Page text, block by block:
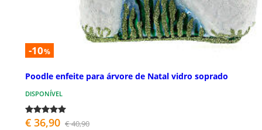
-10%
Poodle enfeite para árvore de Natal vidro soprado
DISPONÍVEL
€ 36,90 € 40,90